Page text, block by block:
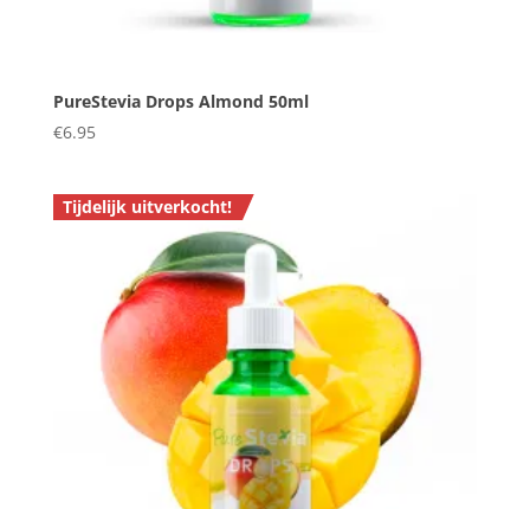
PureStevia Drops Almond 50ml
€6.95
Tijdelijk uitverkocht!